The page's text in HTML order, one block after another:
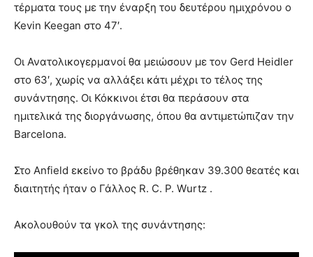
τέρματα τους με την έναρξη του δευτέρου ημιχρόνου ο
Kevin Keegan στο 47′.
Οι Ανατολικογερμανοί θα μειώσουν με τον Gerd Heidler
στο 63′, χωρίς να αλλάξει κάτι μέχρι το τέλος της
συνάντησης. Οι Κόκκινοι έτσι θα περάσουν στα
ημιτελικά της διοργάνωσης, όπου θα αντιμετώπιζαν την
Barcelona.
Στο Anfield εκείνο το βράδυ βρέθηκαν 39.300 θεατές και
διαιτητής ήταν ο Γάλλος R. C. P. Wurtz .
Ακολουθούν τα γκολ της συνάντησης: